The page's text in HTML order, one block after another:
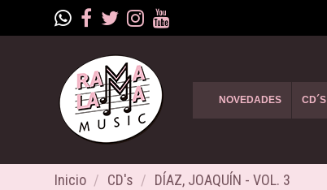
NOVEDADES CD´S
Inicio CD's DÍAZ, JOAQUÍN - VOL. 3